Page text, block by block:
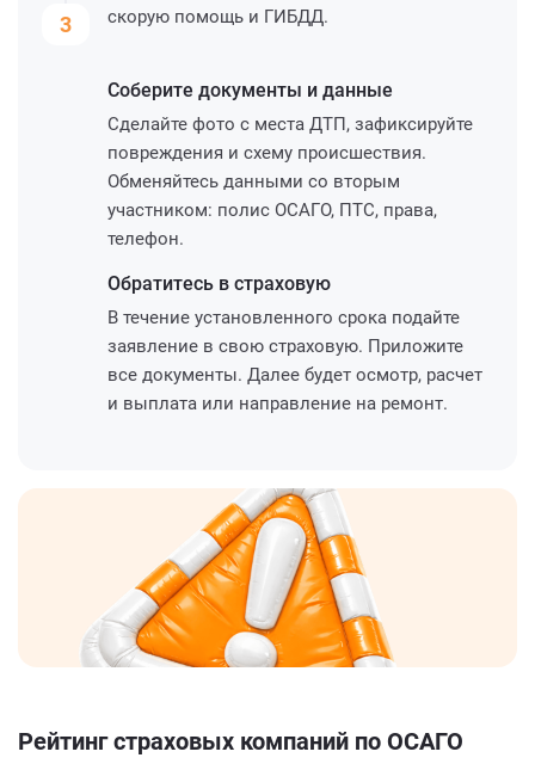
3
скорую помощь и ГИБДД.
Соберите документы и данные
Сделайте фото с места ДТП, зафиксируйте
повреждения и схему происшествия.
Обменяйтесь данными со вторым
участником: полис ОСАГО, ПТС, права,
телефон.
Обратитесь в страховую
В течение установленного срока подайте
заявление в свою страховую. Приложите
все документы. Далее будет осмотр, расчет
и выплата или направление на ремонт.
Рейтинг страховых компаний по ОСАГО